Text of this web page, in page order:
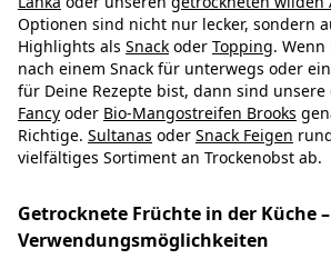
Optionen sind nicht nur lecker, sondern
Highlights als Snack oder Topping.
nach einem Snack für unterwegs oder
für Deine Rezepte bist, dann sind unsere
Fancy oder Bio-Mangostreifen Brooks
Richtige. Sultanas oder Snack Feigen
vielfältiges Sortiment an Trockenobst ab.
Getrocknete Früchte in der Küche
Verwendungsmöglichkeiten